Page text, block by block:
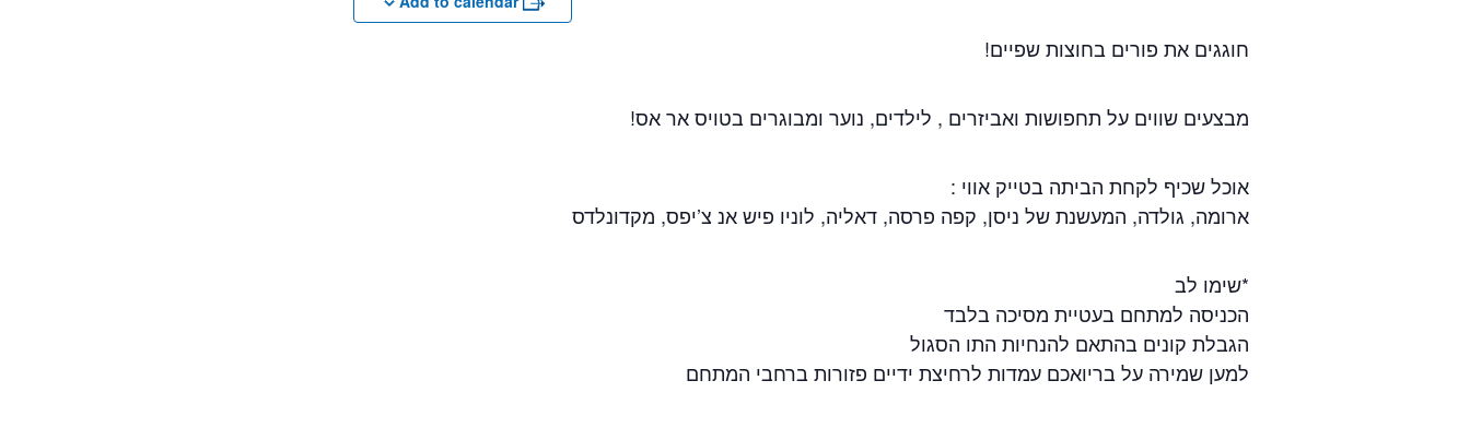
חוגגים את פורים בחוצות שפיים!
מבצעים שווים על תחפושות ואביזרים , לילדים, נוער ומבוגרים בטויס אר אס!
אוכל שכיף לקחת הביתה בטייק אווי :
ארומה, גולדה, המעשנת של ניסן, קפה פרסה, דאליה, לוניו פיש אנ צ’יפס, מקדונלדס
*שימו לב
הכניסה למתחם בעטיית מסיכה בלבד
הגבלת קונים בהתאם להנחיות התו הסגול
למען שמירה על בריואכם עמדות לרחיצת ידיים פזורות ברחבי המתחם